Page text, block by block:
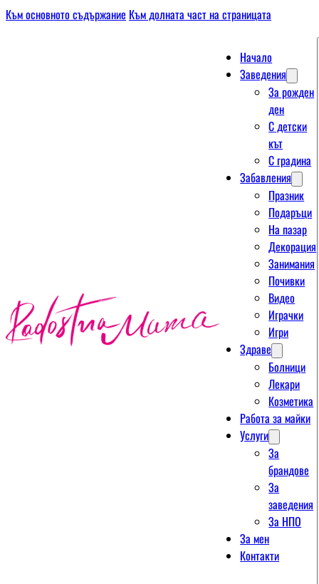
Към основното съдържание Към долната част на страницата
Начало
Заведения
За рожден
ден
С детски
кът
С градина
Забавления
Празник
Подаръци
На пазар
Декорация
Занимания
Почивки
Видео
Играчки
Игри
Здраве
Болници
Лекари
Козметика
Работа за майки
Услуги
За
брандове
За
заведения
За НПО
За мен
Контакти